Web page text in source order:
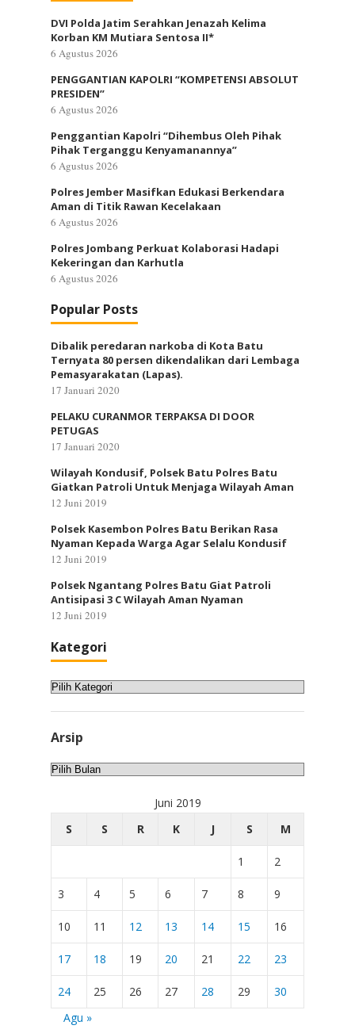
DVI Polda Jatim Serahkan Jenazah Kelima
Korban KM Mutiara Sentosa II*
6 Agustus 2026
PENGGANTIAN KAPOLRI “KOMPETENSI ABSOLUT
PRESIDEN”
6 Agustus 2026
Penggantian Kapolri “Dihembus Oleh Pihak
Pihak Terganggu Kenyamanannya”
6 Agustus 2026
Polres Jember Masifkan Edukasi Berkendara
Aman di Titik Rawan Kecelakaan
6 Agustus 2026
Polres Jombang Perkuat Kolaborasi Hadapi
Kekeringan dan Karhutla
6 Agustus 2026
Popular Posts
Dibalik peredaran narkoba di Kota Batu
Ternyata 80 persen dikendalikan dari Lembaga
Pemasyarakatan (Lapas).
17 Januari 2020
PELAKU CURANMOR TERPAKSA DI DOOR
PETUGAS
17 Januari 2020
Wilayah Kondusif, Polsek Batu Polres Batu
Giatkan Patroli Untuk Menjaga Wilayah Aman
12 Juni 2019
Polsek Kasembon Polres Batu Berikan Rasa
Nyaman Kepada Warga Agar Selalu Kondusif
12 Juni 2019
Polsek Ngantang Polres Batu Giat Patroli
Antisipasi 3 C Wilayah Aman Nyaman
12 Juni 2019
Kategori
Kategori
Arsip
Arsip
Juni 2019
S
S R K J S M
1 2
3 4 5 6 7 8 9
10 11 12 13 14 15 16
17 18 19 20 21 22 23
24 25 26 27 28 29
30
Agu »